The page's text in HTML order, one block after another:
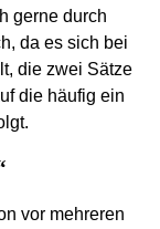
gerne durch
da es sich bei
die zwei Sätze
die häufig ein
vor mehreren